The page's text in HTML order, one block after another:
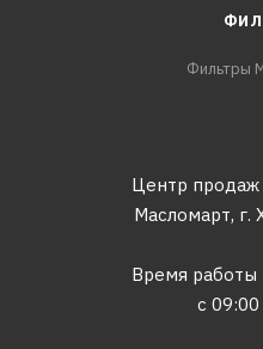
Фильтры
Центр продаж
Масломарт, г.
Время работы
с